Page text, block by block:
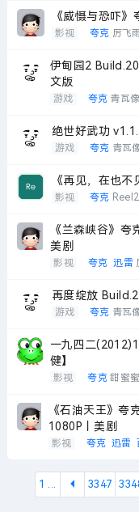
《威慑与恐吓
影视 夸克 厉飞
伊甸园2
文版
游戏 夸克 青瓦
绝世好武功
游戏 夸克 青瓦
《再见，在也
影视 夸克
《兰森峡谷》夸
美剧
影视 夸克 迅雷
再度绽放
游戏 夸克 青瓦
一九四二
健】
影视 夸克 甜蜜蜜
《石油天王》夸
1080P丨美剧
影视 夸克 迅雷
1 ... 3347